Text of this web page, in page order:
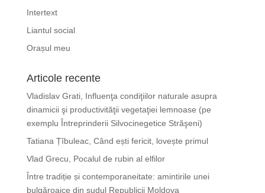
Intertext
Liantul social
Orașul meu
Articole recente
Vladislav Grati, Influenţa condiţiilor naturale asupra
dinamicii şi productivităţii vegetaţiei lemnoase (pe
exemplu Întreprinderii Silvocinegetice Străşeni)
Tatiana Țîbuleac, Când ești fericit, lovește primul
Vlad Grecu, Pocalul de rubin al elfilor
Între tradiție și contemporaneitate: amintirile unei
bulgăroaice din sudul Republicii Moldova